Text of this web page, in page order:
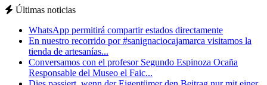
Últimas noticias
WhatsApp permitirá compartir estados directamente
En nuestro recorrido por #sanignaciocajamarca visitamos la
tienda de artesanías...
Conversamos con el profesor Segundo Espinoza Ocaña
Responsable del Museo el Faic...